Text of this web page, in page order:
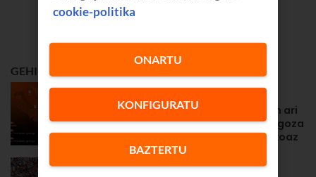
GEHIEN IRAKURRIENA
PRENTSA OHARRAK
Euskaltel bere sarea prestatzen ari
da, bezeroek ahalik eta gehien goza
dezaten eguzki-eklipse historikoaz
GOZATU
cookie-politika
KONFIGURATU
BAZTERTU
ONARTU